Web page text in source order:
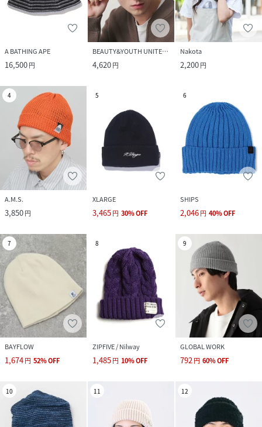
A BATHING APE
16,500円
BEAUTY&YOUTH UNITED ARROWS
4,620円
Nakota
2,200円
4
A.M.S.
3,850円
5
XLARGE
3,465円 30%OFF
6
SHIPS
2,046円 40%OFF
7
BAYFLOW
1,674円 52%OFF
8
ZIPFIVE / Nilway
1,485円 10%OFF
9
GLOBAL WORK
792円 60%OFF
10 11 12